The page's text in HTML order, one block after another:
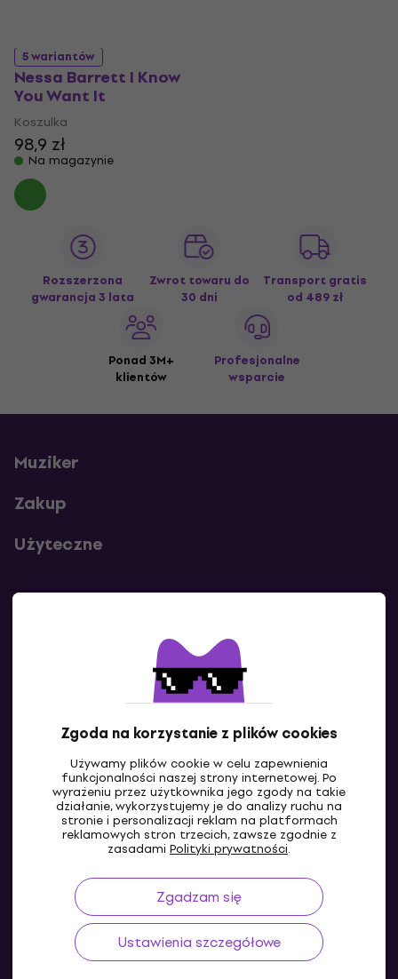
Zgoda na korzystanie z plików cookies
Używamy plików cookie w celu zapewnienia
funkcjonalności naszej strony internetowej. Po
wyrażeniu przez użytkownika jego zgody na takie
działanie, wykorzystujemy je do analizy ruchu na
stronie i personalizacji reklam na platformach
reklamowych stron trzecich, zawsze zgodnie z
zasadami Polityki prywatności.
Zgadzam się
Ustawienia szczegółowe
5 wariantów
Nessa Barrett I Know
You Want It
Koszulka
98,9 zł
Na magazynie
Rozszerzona
gwarancja 3 lata
Zwrot towaru do
30 dni
Transport gratis
od 489 zł
Ponad 3M+
klientów
Profesjonalne
wsparcie
Muziker
Zakup
Użyteczne
Skontaktuj się z nami
PL